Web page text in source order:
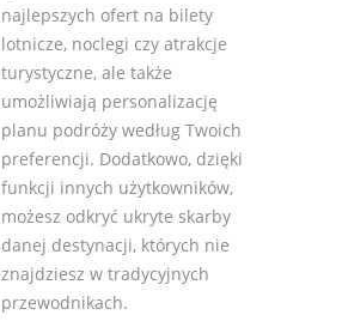
najlepszych ofert na bilety
lotnicze, noclegi czy atrakcje
turystyczne, ale także
umożliwiają personalizację
planu podróży według Twoich
preferencji. Dodatkowo, dzięki
funkcji innych użytkowników,
możesz odkryć ukryte skarby
danej destynacji, których nie
znajdziesz w tradycyjnych
przewodnikach.